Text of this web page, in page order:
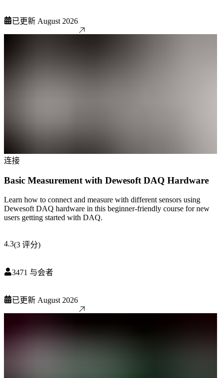
已更新 August 2026
连接
Basic Measurement with Dewesoft DAQ Hardware
Learn how to connect and measure with different sensors using
Dewesoft DAQ hardware in this beginner-friendly course for new
users getting started with DAQ.
4.3(3 评分)
3471 与会者
已更新 August 2026